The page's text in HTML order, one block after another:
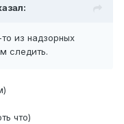
из надзорных
следить.
что)